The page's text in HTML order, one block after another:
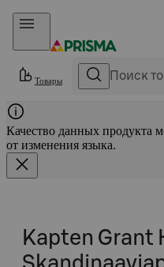
Прыгать в контент
Товары
Качество данных продукта
от изменения языка.
Kapten Grant